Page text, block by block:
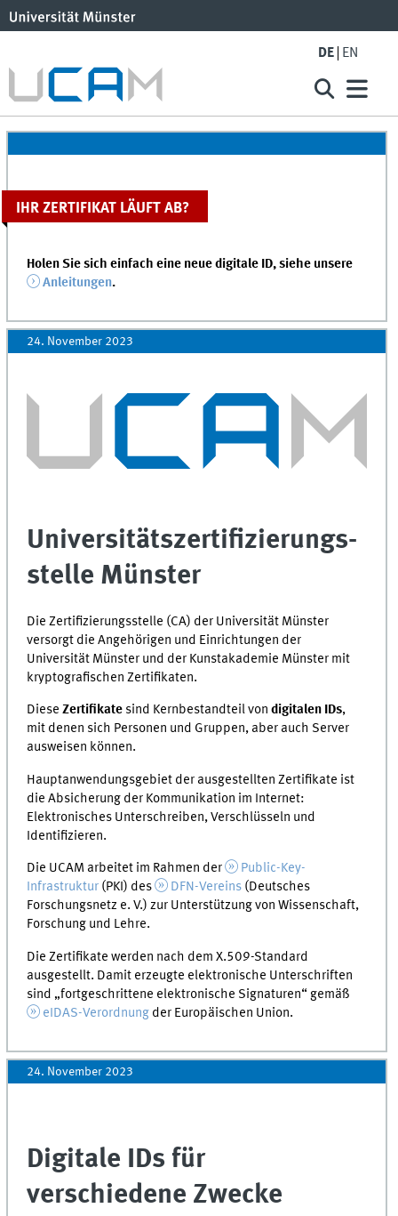
DE EN
IHR ZERTIFIKAT LÄUFT AB?
Holen Sie sich einfach eine neue digitale ID, siehe unsere
Anleitungen.
24. November 2023
Universitäts­zertifizierungs­
stelle Münster
Die Zertifizierungsstelle (CA) der Universität Münster
versorgt die Angehörigen und Einrichtungen der
Universität Münster und der Kunstakademie Münster mit
kryptografischen Zertifikaten.
DieseZertifikate sind Kernbestandteil vondigitalen IDs,
mit denen sich Personen und Gruppen, aber auch Server
ausweisen können.
Hauptanwendungsgebiet der ausgestellten Zertifikate ist
die Absicherung der Kommunikation im Internet:
Elektronisches Unterschreiben, Verschlüsseln und
Identifizieren.
Die UCAM arbeitet im Rahmen der
Public-Key-
Infrastruktur (PKI) des DFN-Vereins (Deutsches
Forschungsnetz e. V.) zur Unterstützung von Wissenschaft,
Forschung und Lehre.
Die Zertifikate werden nach dem X.509-Standard
ausgestellt. Damit erzeugte elektronische Unterschriften
sind „fortgeschrittene elektronische Signaturen“ gemäß
eIDAS-Verordnung der Europäischen Union.
24. November 2023
Digitale IDs für
verschiedene Zwecke